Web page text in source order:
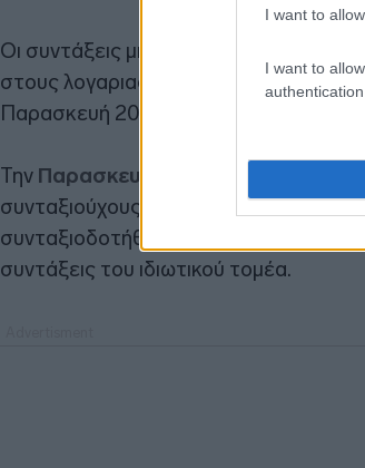
I want to
I want to
Οι συντάξεις μηνός Ιανουαρίου (μαζί
στους λογαριασμούς των
Παρασκευή 20 και τη Δευτέρα 23
Την Παρασκευή 20 Δεκεμβρίου
θα
συνταξιούχους ΟΑΕΕ, ΟΓΑ και ΕΤΑΑ, οι
συνταξιοδοτήθηκαν από 1.1.2017 και
συντάξεις του ιδιωτικού τομέα.